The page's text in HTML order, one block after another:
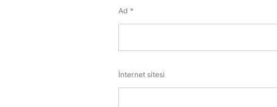
Ad *
İnternet sitesi